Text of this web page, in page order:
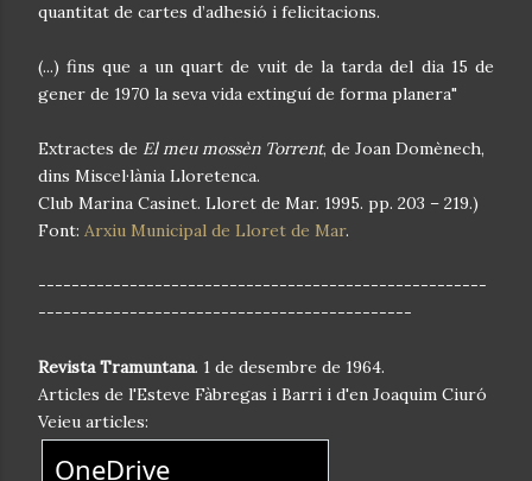
quantitat de cartes d’adhesió i felicitacions.
(...) fins que a un quart de vuit de la tarda del dia 15 de
gener de 1970 la seva vida extinguí de forma planera"
Extractes de El meu mossèn Torrent, de Joan Domènech,
dins Miscel·lània Lloretenca.
Club Marina Casinet. Lloret de Mar. 1995. pp. 203 – 219.)
Font: Arxiu Municipal de Lloret de Mar.
------------------------------------------------------
---------------------------------------------
Revista Tramuntana. 1 de desembre de 1964.
Articles de l'Esteve Fàbregas i Barri i d'en Joaquim Ciuró
Veieu articles: